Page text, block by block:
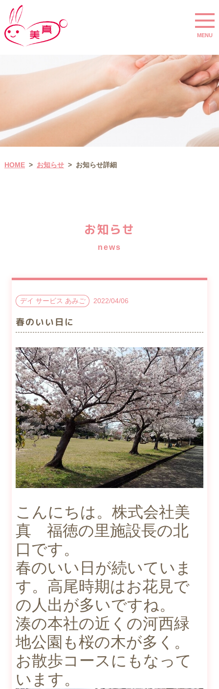
MENU
HOME > お知らせ > お知らせ詳細
お知らせ
news
デイ サービス あみご 2022/04/06
春のいい日に
こんにちは。株式会社美
真 福徳の里施設長の北
口です。
春のいい日が続いていま
す。高尾時期はお花見で
の人出が多いですね。
湊の本社の近くの河西緑
地公園も桜の木が多く。
お散歩コースにもなって
います。